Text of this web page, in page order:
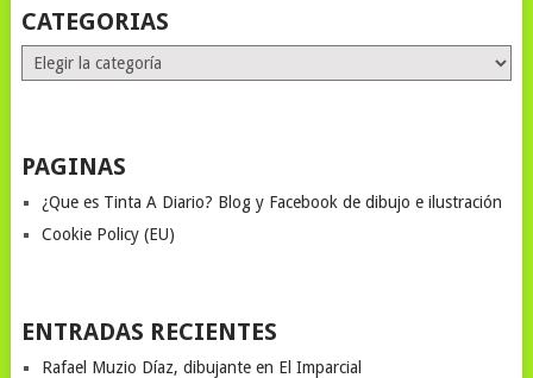
CATEGORIAS
Categorias
PAGINAS
¿Que es Tinta A Diario? Blog y Facebook de dibujo e ilustración
Cookie Policy (EU)
ENTRADAS RECIENTES
Rafael Muzio Díaz, dibujante en El Imparcial